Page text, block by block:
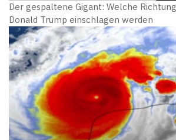
Der gespaltene Gigant: Welche
Donald Trump einschlagen werden